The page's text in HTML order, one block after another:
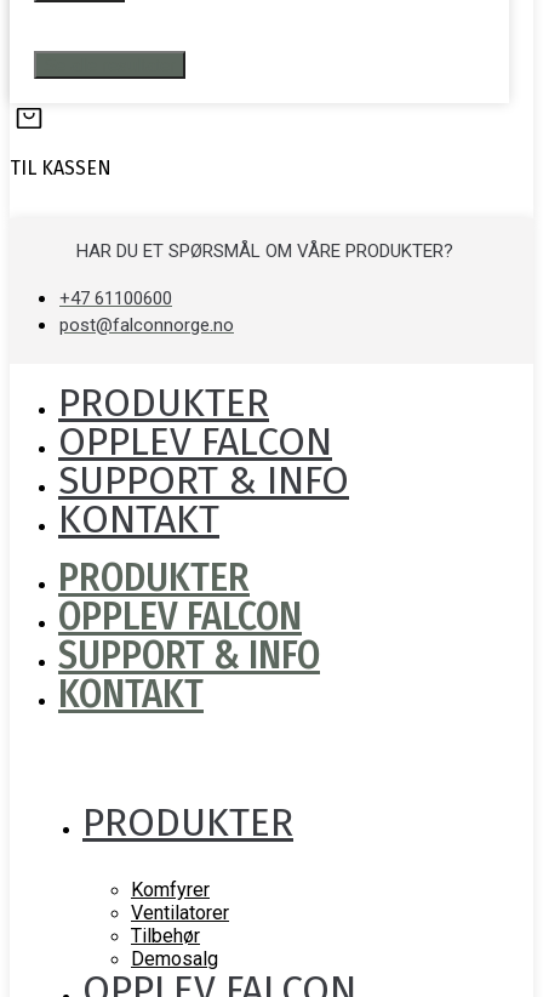
TIL KASSEN
HAR DU ET SPØRSMÅL OM VÅRE PRODUKTER?
+47 61100600
post@falconnorge.no
PRODUKTER
OPPLEV FALCON
SUPPORT & INFO
KONTAKT
PRODUKTER
OPPLEV FALCON
SUPPORT & INFO
KONTAKT
PRODUKTER
Komfyrer
Ventilatorer
Tilbehør
Demosalg